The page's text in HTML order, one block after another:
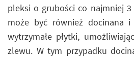
pleksi o grubości co najmniej
może być również docinana i
wytrzymałe płytki,
zlewu. W tym przypadku